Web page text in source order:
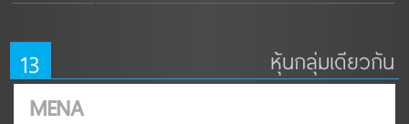
13 หุ้นกลุ่มเดียวกัน
MENA